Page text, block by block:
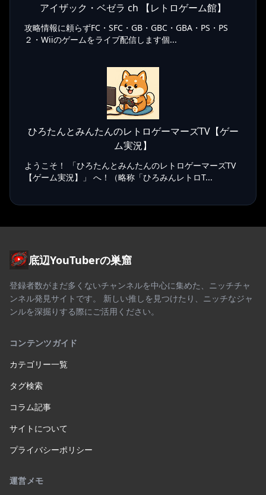
アイザック・ベゼラ ch 【レトロゲーム館】
攻略情報に頼らずFC・SFC・GB・GBC・GBA・PS・PS
２・Wiiのゲームをライブ配信します個...
ひろたんとみんたんのレトロゲーマーズTV【ゲー
ム実況】
ようこそ！ 「ひろたんとみんたんのレトロゲーマーズTV
【ゲーム実況】」 へ！（略称「ひろみんレトロT...
底辺YouTuberの巣窟
登録者数がまだ多くないチャンネルを中心に集めた、ニッチチャ
ンネル発見サイトです。 新しい推しを見つけたり、ニッチなジャ
ンルを深掘りする際にご活用ください。
コンテンツガイド
カテゴリー一覧
タグ検索
コラム記事
サイトについて
プライバシーポリシー
運営メモ